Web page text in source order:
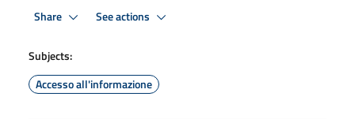
Share See actions
Subjects:
Accesso all'informazione